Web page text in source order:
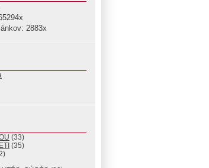
2883x
(33)
(35)